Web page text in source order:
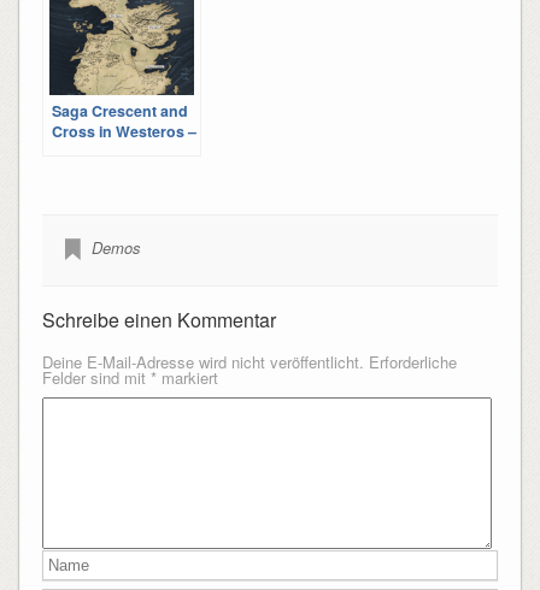
Saga Crescent and
Cross in Westeros –
Demos
Schreibe einen Kommentar
Deine E-Mail-Adresse wird nicht veröffentlicht. Erforderliche
Felder sind mit *markiert